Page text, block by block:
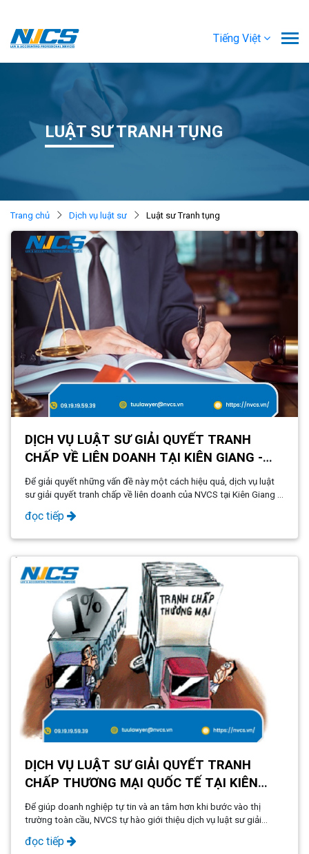
Tiếng Việt
LUẬT SƯ TRANH TỤNG
Trang chủ Dịch vụ luật sư Luật sư Tranh tụng
DỊCH VỤ LUẬT SƯ GIẢI QUYẾT TRANH
CHẤP VỀ LIÊN DOANH TẠI KIÊN GIANG -
PHÚ QUỐC
Để giải quyết những vấn đề này một cách hiệu quả, dịch vụ luật
sư giải quyết tranh chấp về liên doanh của NVCS tại Kiên Giang -
Phú Quốc ra đời, mang đến sự an tâm và hỗ trợ pháp lý chuyên
nghiệp cho doanh nghiệp
đọc tiếp
DỊCH VỤ LUẬT SƯ GIẢI QUYẾT TRANH
CHẤP THƯƠNG MẠI QUỐC TẾ TẠI KIÊN
GIANG - PHÚ QUỐC
Để giúp doanh nghiệp tự tin và an tâm hơn khi bước vào thị
trường toàn cầu, NVCS tự hào giới thiệu dịch vụ luật sư giải
quyết tranh chấp thương mại quốc tế chuyên nghiệp và uy tín.
đọc tiếp